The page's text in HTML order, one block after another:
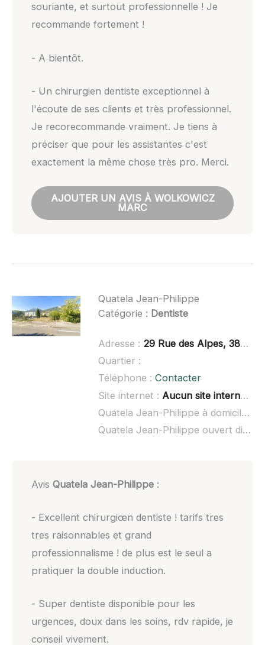
souriante, et surtout professionnelle ! Je
recommande fortement !
- A bientôt.
- Un chirurgien dentiste exceptionnel à
l'écoute de ses clients et très professionnel.
Je recorecommande vraiment. Je tiens à
préciser que pour les assistantes c'est
exactement la même chose très pro. Merci.
AJOUTER UN AVIS À WOLKOWICZ
MARC
Quatela Jean-Philippe
Catégorie : Dentiste
Adresse : 29 Rue des Alpes, 38600 Fontaine
Quartier :
Téléphone : Contacter
Site internet : Aucun site internet connu
Quatela Jean-Philippe à domicile :
Quatela Jean-Philippe ouvert dimanche :
Avis Quatela Jean-Philippe:
- Excellent chirurgiœn dentiste ! tarifs tres
tres raisonnables et grand
professionnalisme ! de plus est le seul a
pratiquer la double induction.
- Super dentiste disponible pour les
urgences, doux dans les soins, rdv rapide, je
conseil vivement.